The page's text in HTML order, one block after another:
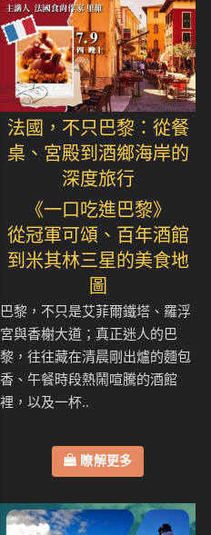
法國，不只巴黎：從餐
桌、宮殿到酒鄉海岸的
深度旅行
《一口吃進巴黎》
從冠軍可頌、百年酒館
到米其林三星的美食地
圖
巴黎，不只是艾菲爾鐵塔、羅浮
宮與香榭大道；真正迷人的巴
黎，往往藏在清晨剛出爐的麵包
香、午餐時段熱鬧喧騰的酒館
裡，以及一杯..
瞭解更多